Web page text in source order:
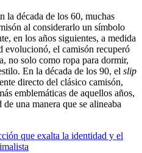
la década de los 60, muchas
al considerarlo un símbolo
en los años siguientes, a medida
evolucionó, el camisón recuperó
no solo como ropa para dormir,
En la década de los 90, el slip
directo del clásico camisón,
emblemáticas de aquellos años,
una manera que se alineaba
que exalta la identidad y el